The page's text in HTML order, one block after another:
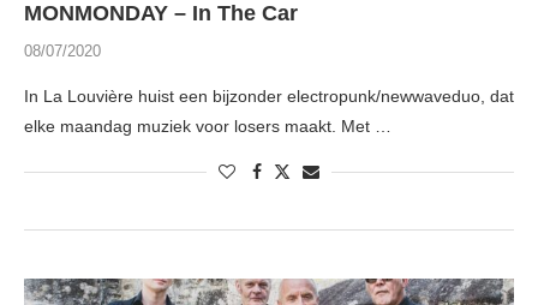
MONMONDAY – In The Car
08/07/2020
In La Louvière huist een bijzonder electropunk/newwaveduo, dat
elke maandag muziek voor losers maakt. Met …